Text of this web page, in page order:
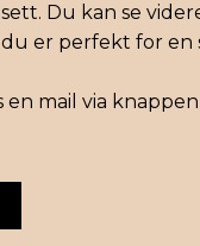
Du kan se
er perfekt for
mail via